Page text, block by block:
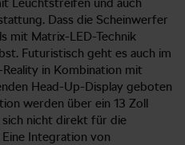
Dass die Scheinwerfer
mit Matrix-LED-Technik
Futuristisch geht es auch im
in Kombination mit
Head-Up-Display geboten
werden über ein 13 Zoll
nicht direkt für die
Integration von